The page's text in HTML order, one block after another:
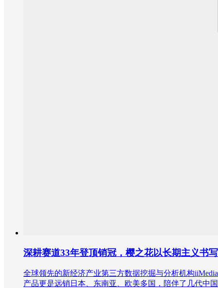
深耕赛道33年登顶销冠，樱之花以长期主义书
全球领先的新经济产业第三方数据挖掘与分析机构
产品更是远销日本、东南亚、欧美多国，陪伴了几代中